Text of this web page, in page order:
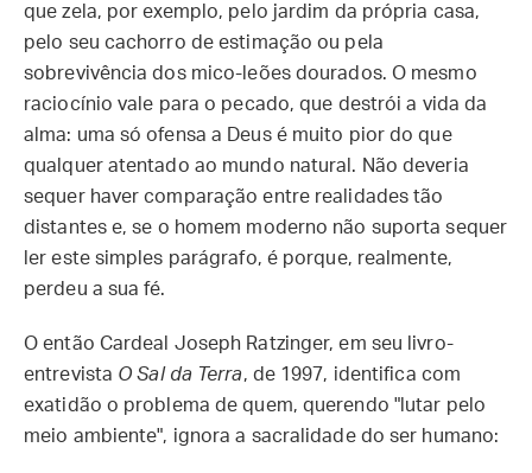
que zela, por exemplo, pelo jardim da própria casa,
pelo seu cachorro de estimação ou pela
sobrevivência dos mico-leões dourados. O mesmo
raciocínio vale para o pecado, que destrói a vida da
alma: uma só ofensa a Deus é muito pior do que
qualquer atentado ao mundo natural. Não deveria
sequer haver comparação entre realidades tão
distantes e, se o homem moderno não suporta sequer
ler este simples parágrafo, é porque, realmente,
perdeu a sua fé.
O então Cardeal Joseph Ratzinger, em seu livro-
entrevista O Sal da Terra, de 1997, identifica com
exatidão o problema de quem, querendo "lutar pelo
meio ambiente", ignora a sacralidade do ser humano: